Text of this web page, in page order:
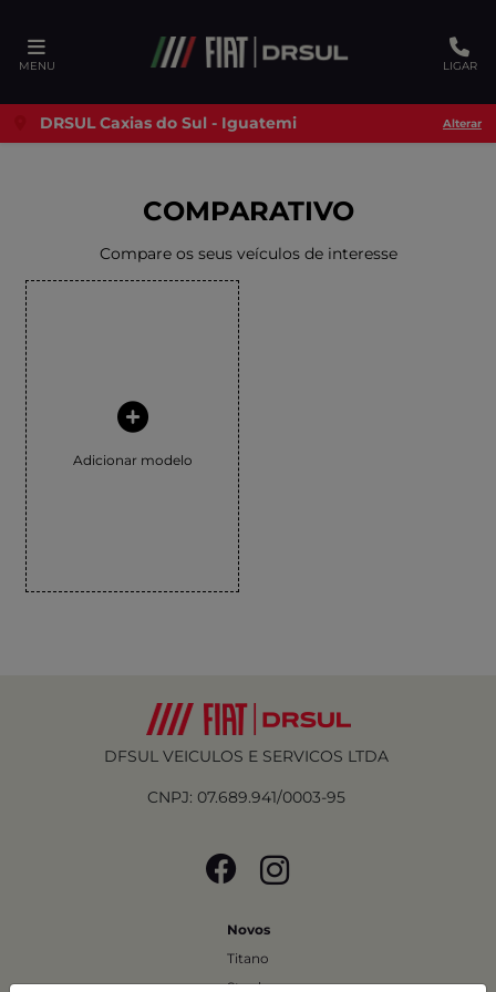
MENU LIGAR
DRSUL Caxias do Sul - Iguatemi Alterar
COMPARATIVO
Compare os seus veículos de interesse
Adicionar modelo
DFSUL VEICULOS E SERVICOS LTDA
CNPJ: 07.689.941/0003-95
Novos
Titano
Strada